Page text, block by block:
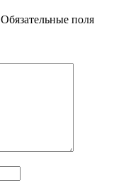
Обязательные поля